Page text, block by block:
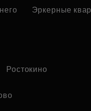
Эркерные
Ростокино